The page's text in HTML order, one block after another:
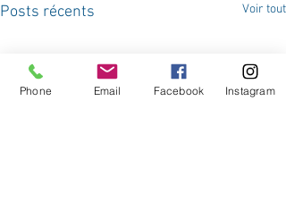
Posts récents Voir tout
Phone Email Facebook Instagram